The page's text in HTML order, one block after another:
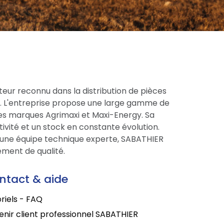
reconnu dans la distribution de pièces
L'entreprise propose une large gamme de
marques Agrimaxi et Maxi-Energy. Sa
et un stock en constante évolution.
équipe technique experte, SABATHIER
de qualité.
& aide
- FAQ
client professionnel SABATHIER